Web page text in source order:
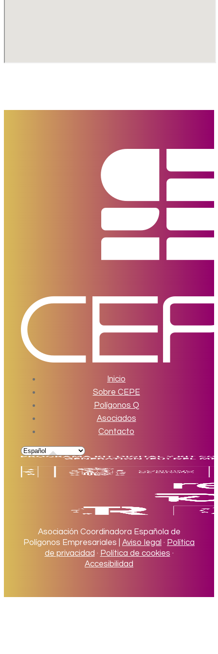
Inicio
Sobre CEPE
Polígonos Q
Asociados
Contacto
Asociación Coordinadora Española de
Polígonos Empresariales | Aviso legal · Política
de privacidad · Política de cookies ·
Accesibilidad